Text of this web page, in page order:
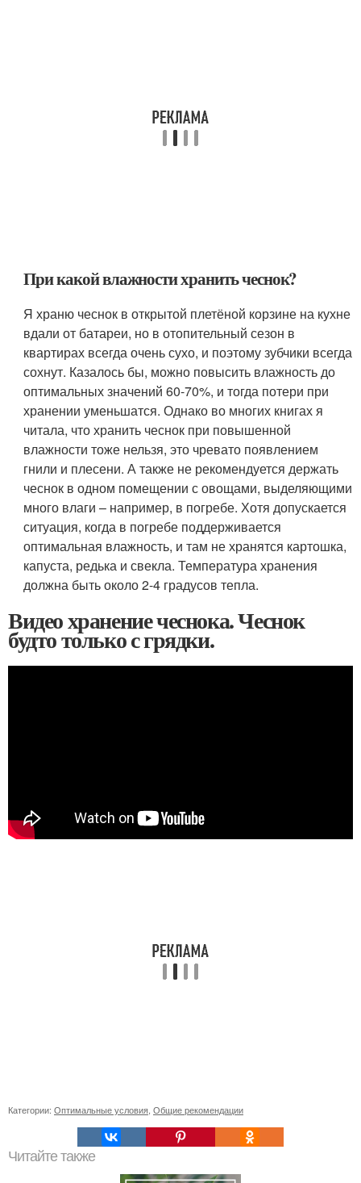
При какой влажности хранить чеснок?
Я храню чеснок в открытой плетёной корзине на кухне
вдали от батареи, но в отопительный сезон в
квартирах всегда очень сухо, и поэтому зубчики всегда
сохнут. Казалось бы, можно повысить влажность до
оптимальных значений 60-70%, и тогда потери при
хранении уменьшатся. Однако во многих книгах я
читала, что хранить чеснок при повышенной
влажности тоже нельзя, это чревато появлением
гнили и плесени. А также не рекомендуется держать
чеснок в одном помещении с овощами, выделяющими
много влаги – например, в погребе. Хотя допускается
ситуация, когда в погребе поддерживается
оптимальная влажность, и там не хранятся картошка,
капуста, редька и свекла. Температура хранения
должна быть около 2-4 градусов тепла.
Видео хранение чеснока. Чеснок
будто только с грядки.
Категории: Оптимальные условия Общие рекомендации
Читайте также